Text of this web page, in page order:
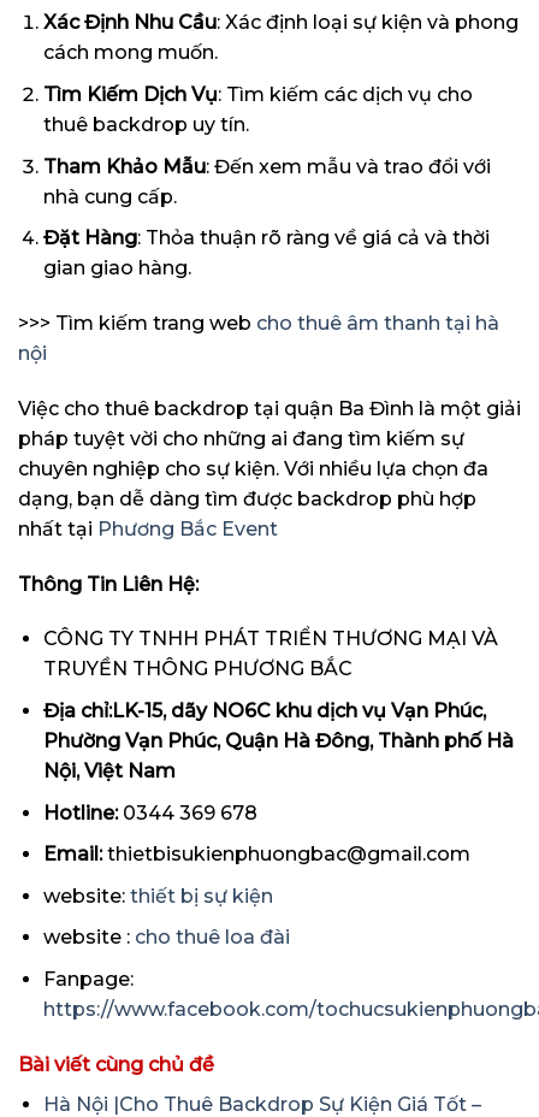
Xác Định Nhu Cầu: Xác định loại sự kiện và phong
cách mong muốn.
Tìm Kiếm Dịch Vụ: Tìm kiếm các dịch vụ cho
thuê backdrop uy tín.
Tham Khảo Mẫu: Đến xem mẫu và trao đổi với
nhà cung cấp.
Đặt Hàng: Thỏa thuận rõ ràng về giá cả và thời
gian giao hàng.
>>> Tìm kiếm trang web cho thuê âm thanh tại hà
nội
Việc cho thuê backdrop tại quận Ba Đình là một giải
pháp tuyệt vời cho những ai đang tìm kiếm sự
chuyên nghiệp cho sự kiện. Với nhiều lựa chọn đa
dạng, bạn dễ dàng tìm được backdrop phù hợp
nhất tại Phương Bắc Event
Thông Tin Liên Hệ:
CÔNG TY TNHH PHÁT TRIỂN THƯƠNG MẠI VÀ
TRUYỀN THÔNG PHƯƠNG BẮC
Địa chỉ:LK-15, dãy NO6C khu dịch vụ Vạn Phúc,
Phường Vạn Phúc, Quận Hà Đông, Thành phố Hà
Nội, Việt Nam
Hotline:0344 369 678
Email:thietbisukienphuongbac@gmail.com
website:thiết bị sự kiện
website : cho thuê loa đài
Fanpage:
https://www.facebook.com/
Bài viết cùng chủ đề
Hà Nội |Cho Thuê Backdrop Sự Kiện Giá Tốt –